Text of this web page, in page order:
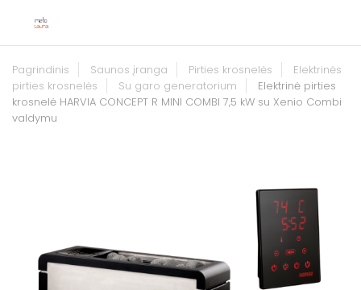
Pagrindinis Saunos įranga Pirties krosnelės
Elektrinės
pirties krosnelės
Su garo generatorium
Elektrinė pirties
krosnelė HARVIA CONCEPT R MINI COMBI 7,5 kW su Xenio Combi
valdymu